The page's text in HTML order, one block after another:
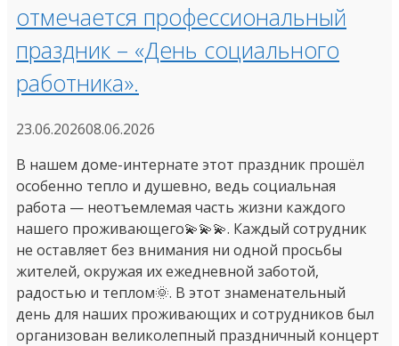
отмечается профессиональный
праздник – «День социального
работника».
23.06.202608.06.2026
В нашем доме-интернате этот праздник прошёл
особенно тепло и душевно, ведь социальная
работа — неотъемлемая часть жизни каждого
нашего проживающего💫💫💫. Каждый сотрудник
не оставляет без внимания ни одной просьбы
жителей, окружая их ежедневной заботой,
радостью и теплом🌞. В этот знаменательный
день для наших проживающих и сотрудников был
организован великолепный праздничный концерт